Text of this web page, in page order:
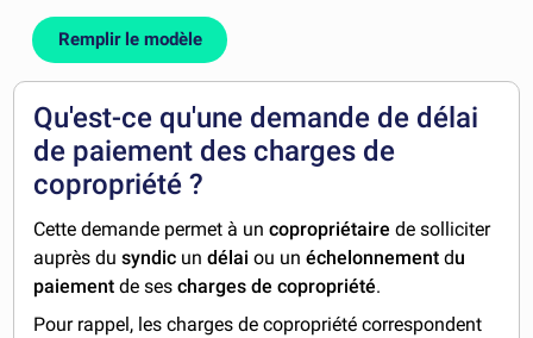
Remplir le modèle
Qu'est-ce qu'une demande de délai
de paiement des charges de
copropriété ?
Cette demande permet à uncopropriétairede solliciter
auprès dusyndic un délai ou un échelonnement du
paiementde sescharges de copropriété.
Pour rappel, les charges de copropriété correspondent